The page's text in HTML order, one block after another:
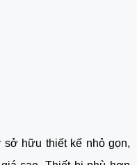
sở hữu thiết kế nhỏ gọn,